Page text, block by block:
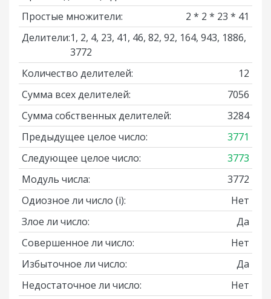
Простые множители:
2 * 2 * 23 * 41
Делители:1, 2, 4, 23, 41, 46, 82, 92, 164, 943, 1886,
3772
Количество делителей:
12
Сумма всех делителей:
7056
Сумма собственных делителей:
3284
Предыдущее целое число:
3771
Следующее целое число:
3773
Модуль числа:
3772
Одиозное ли число (i):
Нет
Злое ли число:
Да
Совершенное ли число:
Нет
Избыточное ли число:
Да
Недостаточное ли число:
Нет